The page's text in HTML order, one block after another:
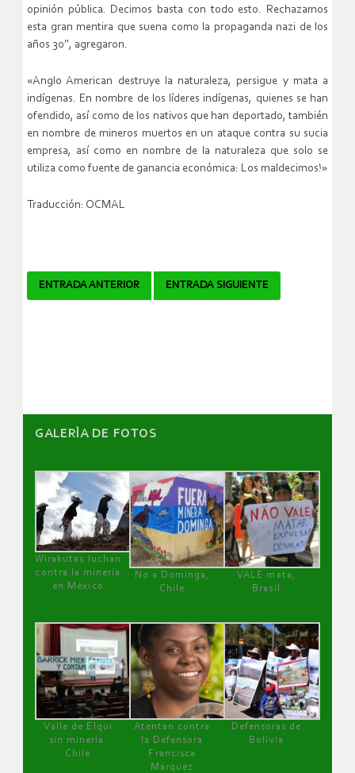
opinión pública. Decimos basta con todo esto. Rechazamos
esta gran mentira que suena como la propaganda nazi de los
años 30″, agregaron.
«Anglo American destruye la naturaleza, persigue y mata a
indígenas. En nombre de los líderes indígenas, quienes se han
ofendido, así como de los nativos que han deportado, también
en nombre de mineros muertos en un ataque contra su sucia
empresa, así como en nombre de la naturaleza que solo se
utiliza como fuente de ganancia económica: Los maldecimos!»
Traducción: OCMAL
Navegador
ENTRADA ANTERIOR ENTRADA SIGUIENTE
GALERÌA DE FOTOS
Wirakutas luchan
contra la minería
en México
No a Dominga,
Chile
VALE mata,
Brasil
Valle de Elqui
sin minería.
Chile
Atentan contra
la Defensora
Francisca
Márquez
Defensoras de
Bolivia